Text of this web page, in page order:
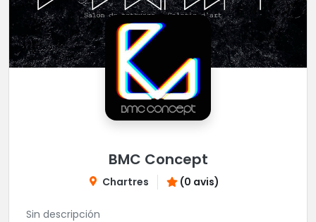
BMC Concept
Chartres (0 avis)
Sin descripción